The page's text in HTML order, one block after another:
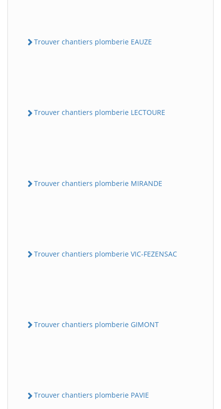
Trouver chantiers plomberie EAUZE
Trouver chantiers plomberie LECTOURE
Trouver chantiers plomberie MIRANDE
Trouver chantiers plomberie VIC-FEZENSAC
Trouver chantiers plomberie GIMONT
Trouver chantiers plomberie PAVIE